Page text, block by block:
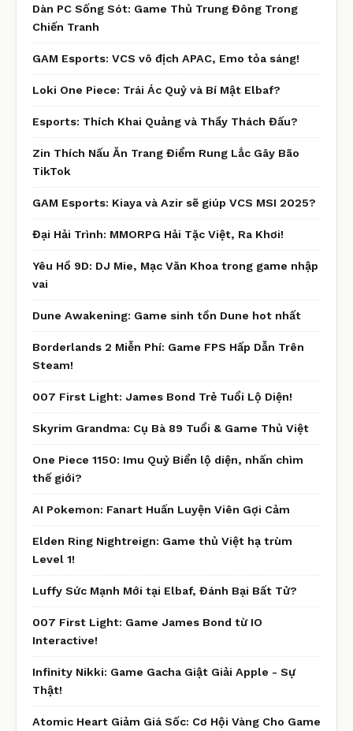
Dàn PC Sống Sót: Game Thủ Trung Đông Trong
Chiến Tranh
GAM Esports: VCS vô địch APAC, Emo tỏa sáng!
Loki One Piece: Trái Ác Quỷ và Bí Mật Elbaf?
Esports: Thích Khai Quảng và Thầy Thách Đấu?
Zin Thích Nấu Ăn Trang Điểm Rung Lắc Gây Bão
TikTok
GAM Esports: Kiaya và Azir sẽ giúp VCS MSI 2025?
Đại Hải Trình: MMORPG Hải Tặc Việt, Ra Khơi!
Yêu Hồ 9D: DJ Mie, Mạc Văn Khoa trong game nhập
vai
Dune Awakening: Game sinh tồn Dune hot nhất
Borderlands 2 Miễn Phí: Game FPS Hấp Dẫn Trên
Steam!
007 First Light: James Bond Trẻ Tuổi Lộ Diện!
Skyrim Grandma: Cụ Bà 89 Tuổi & Game Thủ Việt
One Piece 1150: Imu Quỷ Biển lộ diện, nhấn chìm
thế giới?
AI Pokemon: Fanart Huấn Luyện Viên Gợi Cảm
Elden Ring Nightreign: Game thủ Việt hạ trùm
Level 1!
Luffy Sức Mạnh Mới tại Elbaf, Đánh Bại Bất Tử?
007 First Light: Game James Bond từ IO
Interactive!
Infinity Nikki: Game Gacha Giật Giải Apple - Sự
Thật!
Atomic Heart Giảm Giá Sốc: Cơ Hội Vàng Cho Game